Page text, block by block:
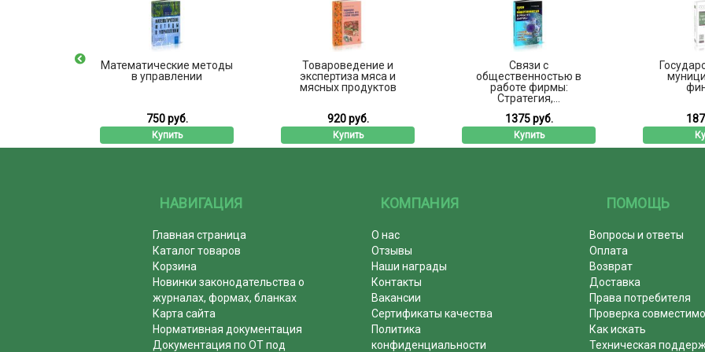
Математические методы
в управлении
750 руб.
Купить
Товароведение и
экспертиза мяса и
мясных продуктов
920 руб.
Купить
Связи с
общественностью в
работе фирмы:
Стратегия,...
1375 руб.
Купить
НАВИГАЦИЯ
Главная страница
Каталог товаров
Корзина
Новинки законодательства о
журналах, формах, бланках
Карта сайта
Нормативная документация
Документация по ОТ под
КОМПАНИЯ
О нас
Отзывы
Наши награды
Контакты
Вакансии
Сертификаты качества
Политика
конфиденциальности
ПОМОЩЬ
Вопросы и ответы
Оплата
Возврат
Доставка
Права потребителя
Проверка
Как искать
Техническая